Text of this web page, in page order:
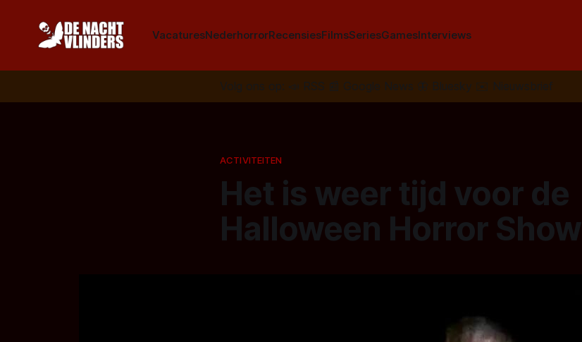
VacaturesNederhorrorRecensiesFilmsSeriesGamesInterviews
Volg ons op: 📣 RSS 📰 Google News 🦋 Bluesky ✉️ Nieuwsbrief
ACTIVITEITEN
Het is weer tijd voor de
Halloween Horror Show